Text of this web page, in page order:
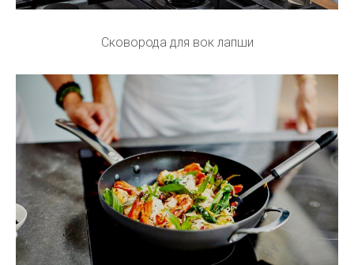
Сковорода для вок лапши